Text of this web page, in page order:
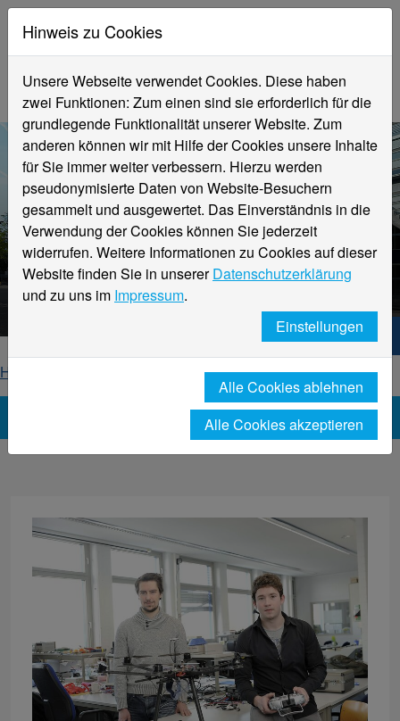
Aktuelle Meldungen
Hochschule Niederrhein
Hochschule Niederrhein. Dein Weg.
Home
News-Detailseite
Hinweis zu Cookies
Unsere Webseite verwendet Cookies. Diese haben
zwei Funktionen: Zum einen sind sie erforderlich für die
grundlegende Funktionalität unserer Website. Zum
anderen können wir mit Hilfe der Cookies unsere Inhalte
für Sie immer weiter verbessern. Hierzu werden
pseudonymisierte Daten von Website-Besuchern
gesammelt und ausgewertet. Das Einverständnis in die
Verwendung der Cookies können Sie jederzeit
widerrufen. Weitere Informationen zu Cookies auf dieser
Website finden Sie in unsererDatenschutzerklärung
und zu uns im Impressum.
Einstellungen
Alle Cookies ablehnen
Alle Cookies akzeptieren